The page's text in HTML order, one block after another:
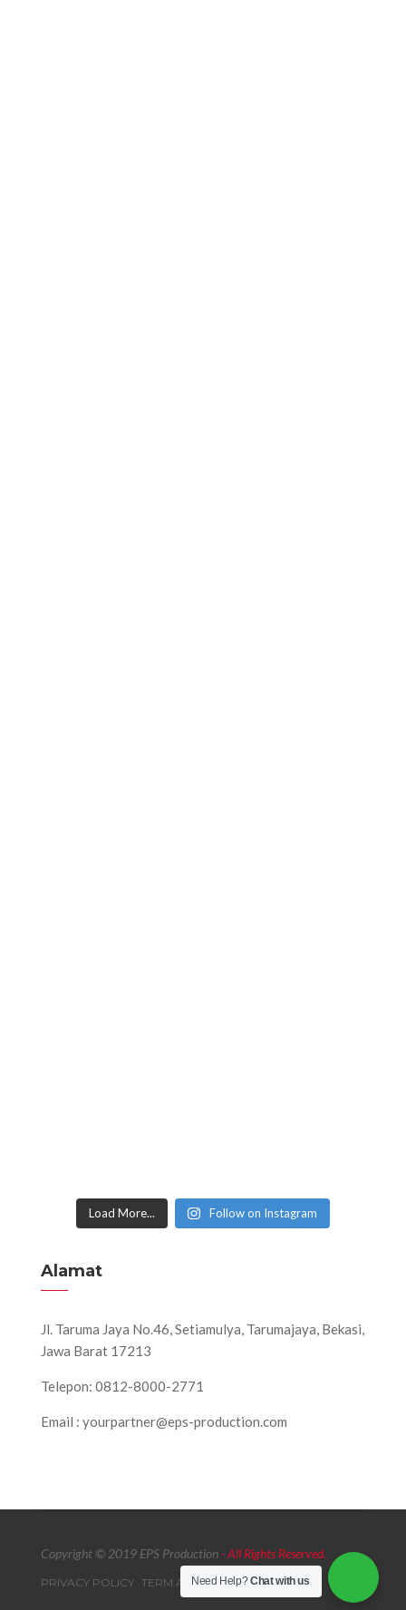
Load More... Follow on Instagram
Alamat
Jl. Taruma Jaya No.46, Setiamulya, Tarumajaya, Bekasi,
Jawa Barat 17213
Telepon: 0812-8000-2771
Email : yourpartner@eps-production.com
Copyright © 2019 EPS Production- All Rights Reserved.
PRIVACY POLICY TERM AND CONDITIONS
Need Help?Chat with us